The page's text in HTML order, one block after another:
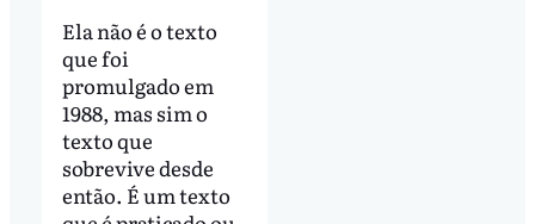
Ela não é o texto
que foi
promulgado em
1988, mas sim o
texto que
sobrevive desde
então. É um texto